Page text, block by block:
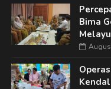
Bima
Melayu